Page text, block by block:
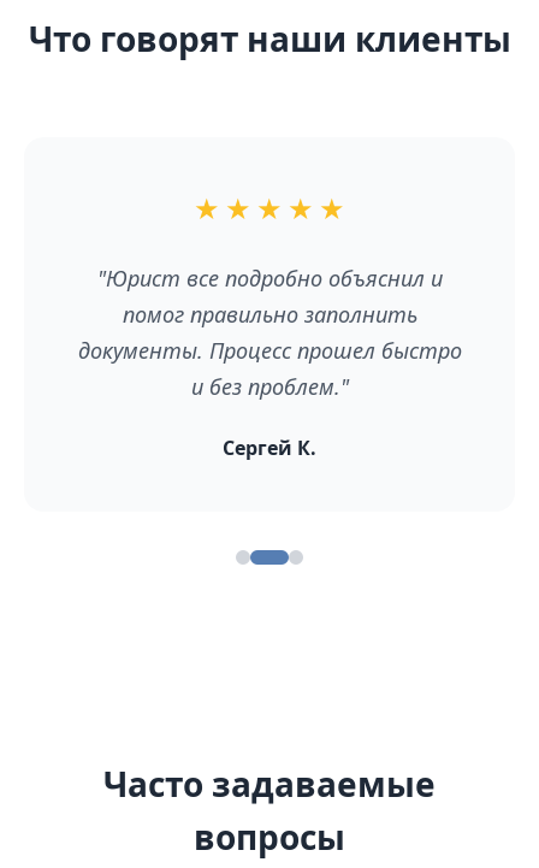
Что говорят наши клиенты
★ ★ ★ ★ ★
"Юрист все подробно объяснил и
помог правильно заполнить
документы. Процесс прошел быстро
и без проблем."
Сергей К.
Часто задаваемые
вопросы